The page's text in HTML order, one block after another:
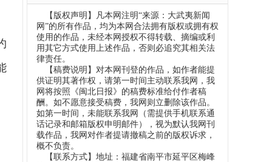
【版权声明】凡本网注明“来源：大武夷新闻
网”的所有作品，均为本网合法拥有版权或拥有权
使用的作品，未经本网授权不得转载、摘编或利
用其它方式使用上述作品，否则必追究其相关法
律责任。
【稿费说明】对本网刊登的作品，如作者能提
供证明其著作权，请第一时间主动联系我网，我
网将按照《闽北日报》的稿费标准给付作者稿
酬。如不愿意接受稿费，我网则立删除该作品。
如第一时间，未能联系我网（需提供手机联系通
话记录和邮箱版权申明邮件），视为默认我网刊
载作品，我网对作者提请撤稿之前的版权诉求，
概不负责。
【联系方式】地址：福建省南平市延平区梅峰